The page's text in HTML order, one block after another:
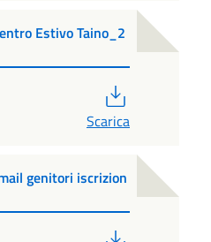
Estivo Taino_2
Scarica
genitori iscrizion